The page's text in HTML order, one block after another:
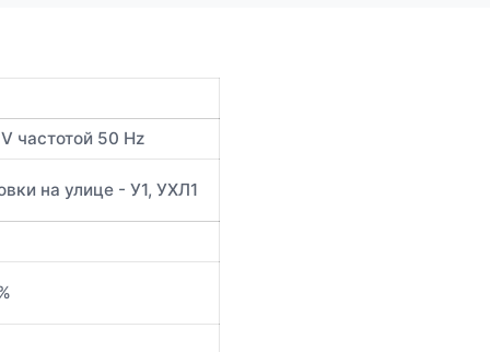
частотой 50 Hz
на улице - У1, УХЛ1